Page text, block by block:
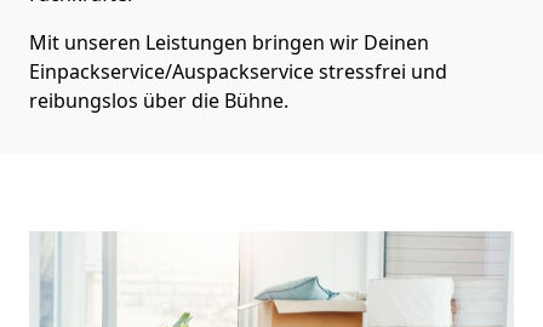
Mit unseren Leistungen bringen wir Deinen
Einpackservice/Auspackservice stressfrei und
reibungslos über die Bühne.